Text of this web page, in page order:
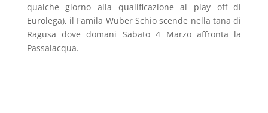
qualche giorno alla qualificazione ai play off di
Eurolega), il Famila Wuber Schio scende nella tana di
Ragusa dove domani Sabato 4 Marzo affronta la
Passalacqua.